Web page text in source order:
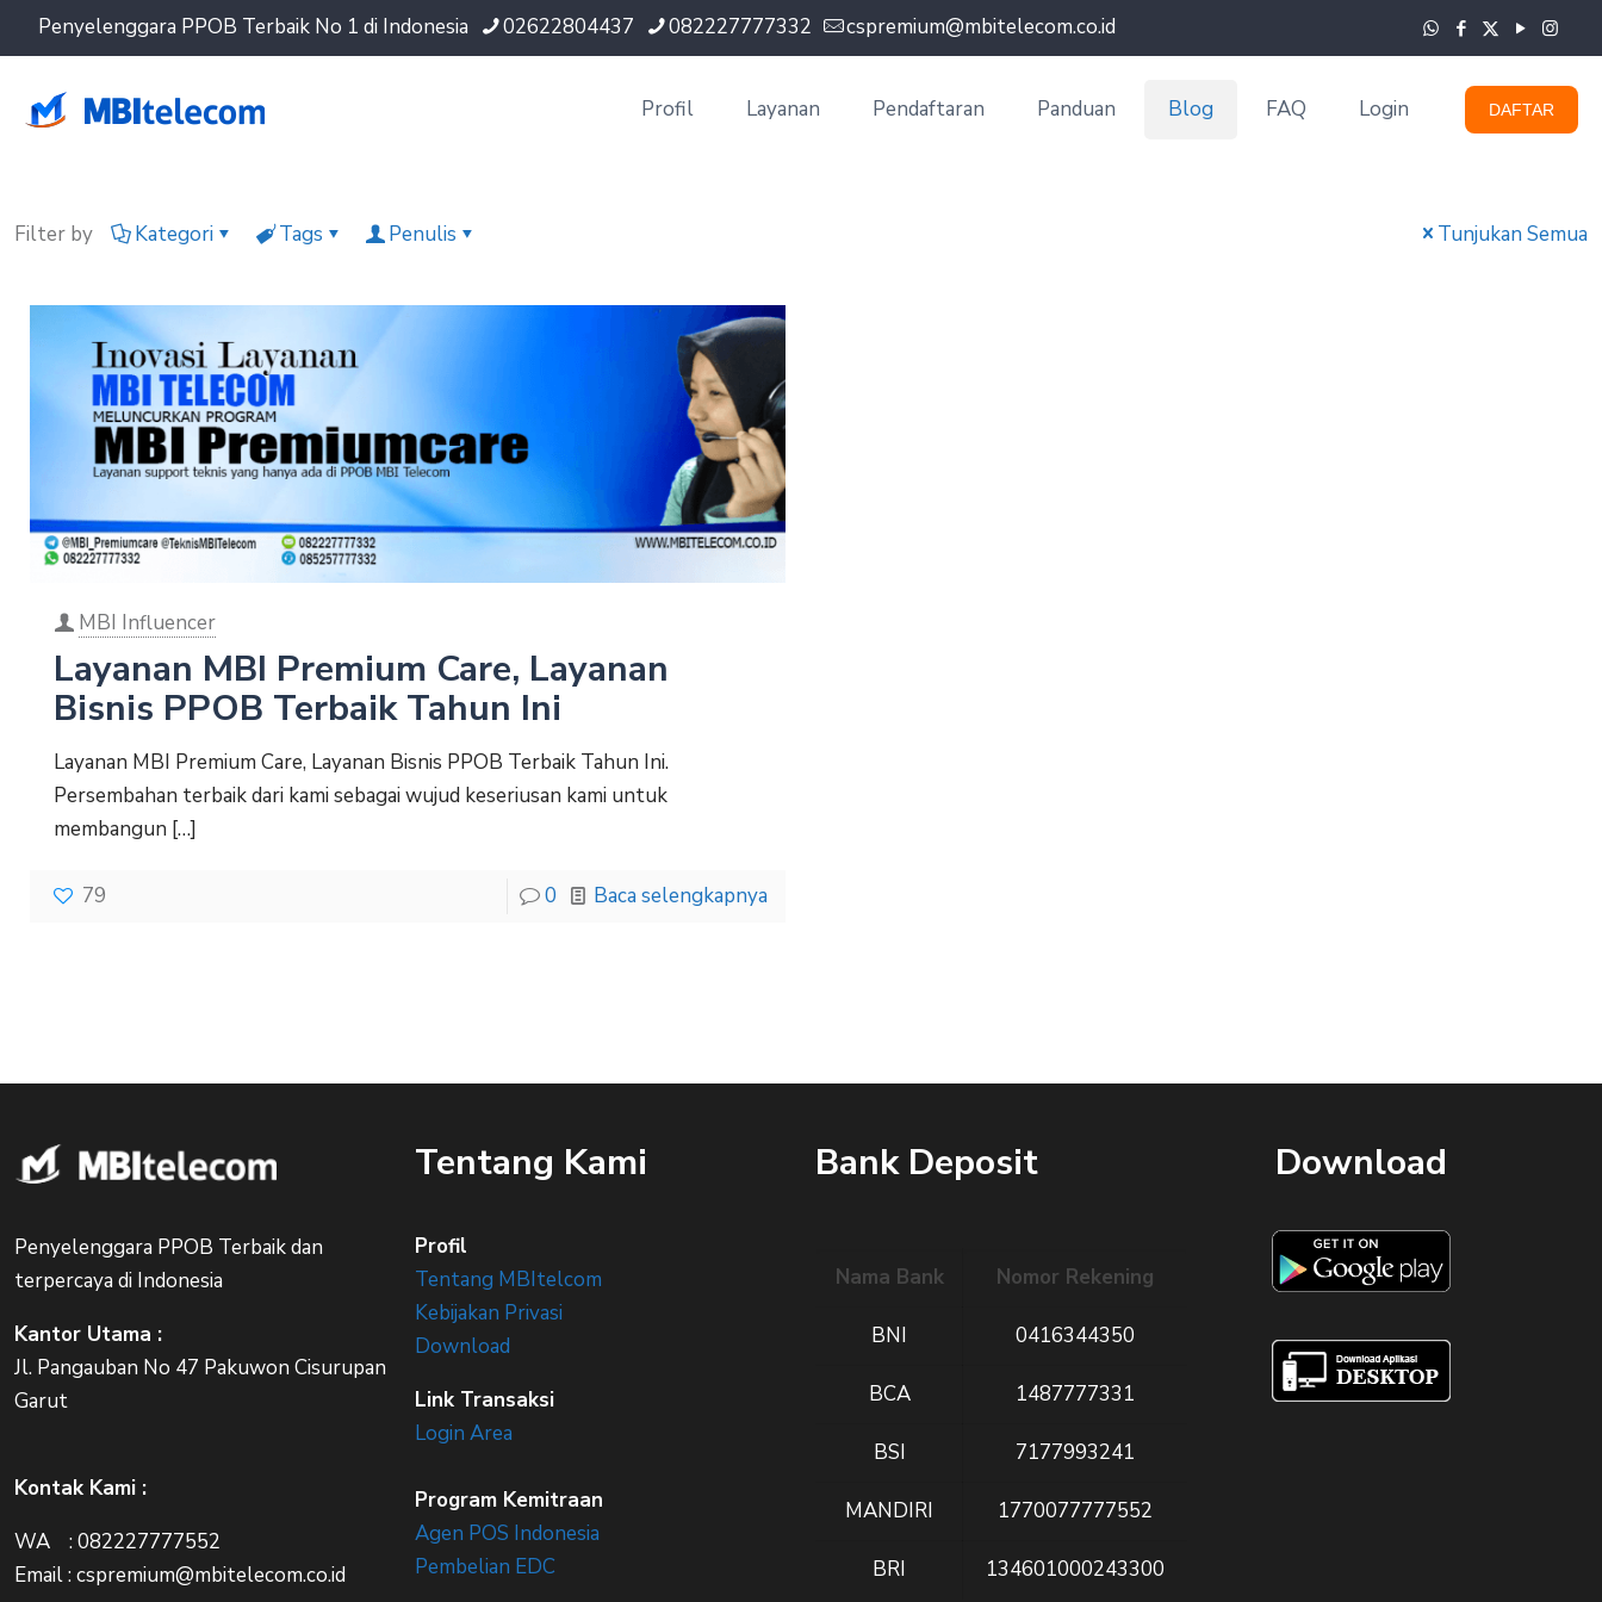
Penyelenggara PPOB Terbaik No 1 di Indonesia 02622804437 082227777332 cspremium@mbitelecom.co.id
Profil Layanan Pendaftaran Panduan Blog FAQ Login DAFTAR
Filter by Kategori Tags Penulis Tunjukan Semua
MBI Influencer
Layanan MBI Premium Care, Layanan
Bisnis PPOB Terbaik Tahun Ini
Layanan MBI Premium Care, Layanan Bisnis PPOB Terbaik Tahun Ini.
Persembahan terbaik dari kami sebagai wujud keseriusan kami untuk
membangun […]
79 0 Baca selengkapnya
Penyelenggara PPOB Terbaik dan
terpercaya di Indonesia
Kantor Utama :
Jl. Pangauban No 47 Pakuwon Cisurupan
Garut
Kontak Kami :
WA : 082227777552
Email : cspremium@mbitelecom.co.id
Tentang Kami
Profil
Tentang MBItelcom
Kebijakan Privasi
Download
Link Transaksi
Login Area
Program Kemitraan
Agen POS Indonesia
Pembelian EDC
Bank Deposit
Nama Bank Nomor Rekening
BNI 0416344350
BCA 1487777331
BSI 7177993241
MANDIRI 1770077777552
BRI 134601000243300
Download